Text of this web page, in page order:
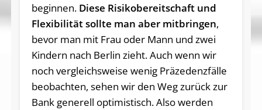
beginnen. Diese Risikobereitschaft und
Flexibilität sollte man aber mitbringen,
bevor man mit Frau oder Mann und zwei
Kindern nach Berlin zieht. Auch wenn wir
noch vergleichsweise wenig Präzedenzfälle
beobachten, sehen wir den Weg zurück zur
Bank generell optimistisch. Also werden